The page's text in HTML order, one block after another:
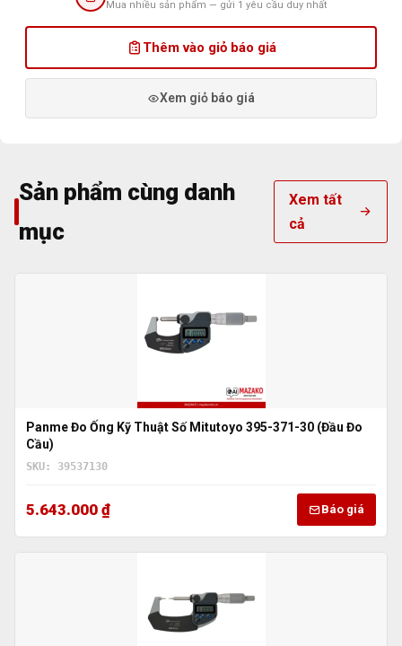
Mua nhiều sản phẩm — gửi 1 yêu cầu duy nhất
Thêm vào giỏ báo giá
Xem giỏ báo giá
Sản phẩm cùng danh
mục
Xem tất
cả
Panme Đo Ống Kỹ Thuật Số Mitutoyo 395-371-30 (Đầu Đo
Cầu)
SKU: 39537130
5.643.000 ₫ Báo giá